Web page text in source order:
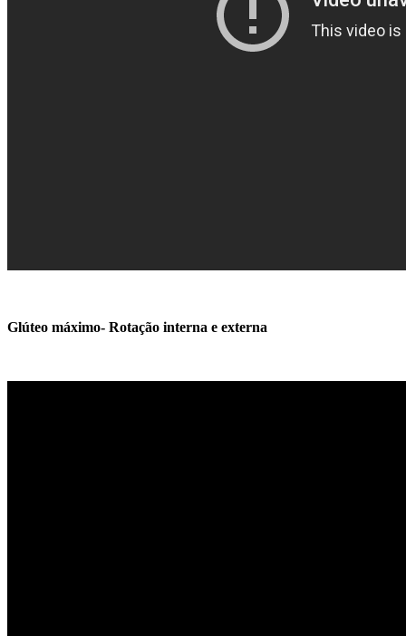
Glúteo máximo- Rotação interna e externa